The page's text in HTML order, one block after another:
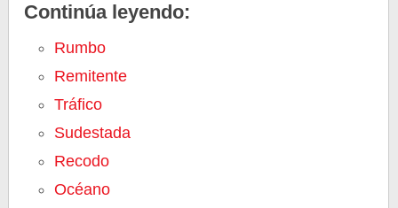
Continúa leyendo:
Rumbo
Remitente
Tráfico
Sudestada
Recodo
Océano